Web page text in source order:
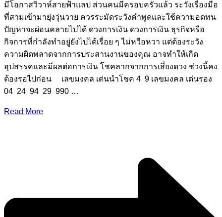
มีโอกาสวิวาห์สายฟ้าแลป ส่วนคนมีครอบครัวแล้ว ระวังเรื่องมือ
ที่สามเข้ามายุ่งวุ่นวาย ควรระมัดระวังคำพูดและใช้ความอดทน
ปัญหาจะผ่อนคลายไปได้ ดวงการเงิน ดวงการเงิน ธุรกิจหรือ
กิจการที่กำลังทำอยู่ยังไปได้เรื่อย ๆ ไม่หวือหวา แต่ต้องระวัง
ความผิดพลาดจากการประสานงานของคุณ อาจทำให้เกิด
อุปสรรคและมีผลต่อการเงิน โชคลากจากการเสี่ยงดวง ช่วงนี้คง
ต้องรอไปก่อน เลขมงคล เด่นนำโชค 4 9 เลขมงคล เด่นรอง
04 24 94 29 990 …
Read More